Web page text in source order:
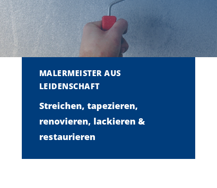
MALERMEISTER AUS
LEIDENSCHAFT
Streichen, tapezieren,
renovieren, lackieren &
restaurieren